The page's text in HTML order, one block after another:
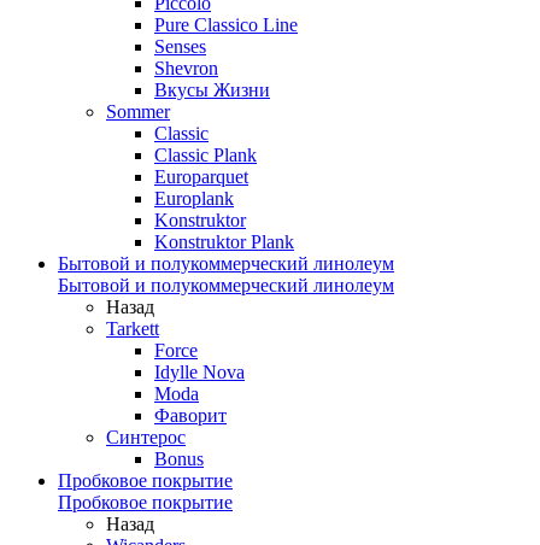
Pure Classico Line
Senses
Shevron
Вкусы Жизни
Sommer
Classic
Classic Plank
Europarquet
Europlank
Konstruktor
Konstruktor Plank
Бытовой и полукоммерческий линолеум
Бытовой и полукоммерческий линолеум
Назад
Tarkett
Force
Idylle Nova
Moda
Фаворит
Синтерос
Bonus
Пробковое покрытие
Пробковое покрытие
Назад